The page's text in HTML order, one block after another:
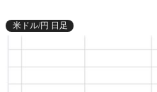
米ドル/円 日足